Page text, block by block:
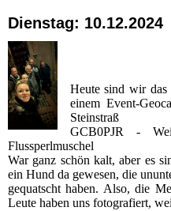
Dienstag: 10.12.2024
Heute sind wir das
einem Event-
Steinstraß
GCB0PJR -
Flussperlmuschel
War ganz schön kalt, aber es
ein Hund da gewesen, die
gequatscht haben. Also, die
Leute haben uns fotografiert,